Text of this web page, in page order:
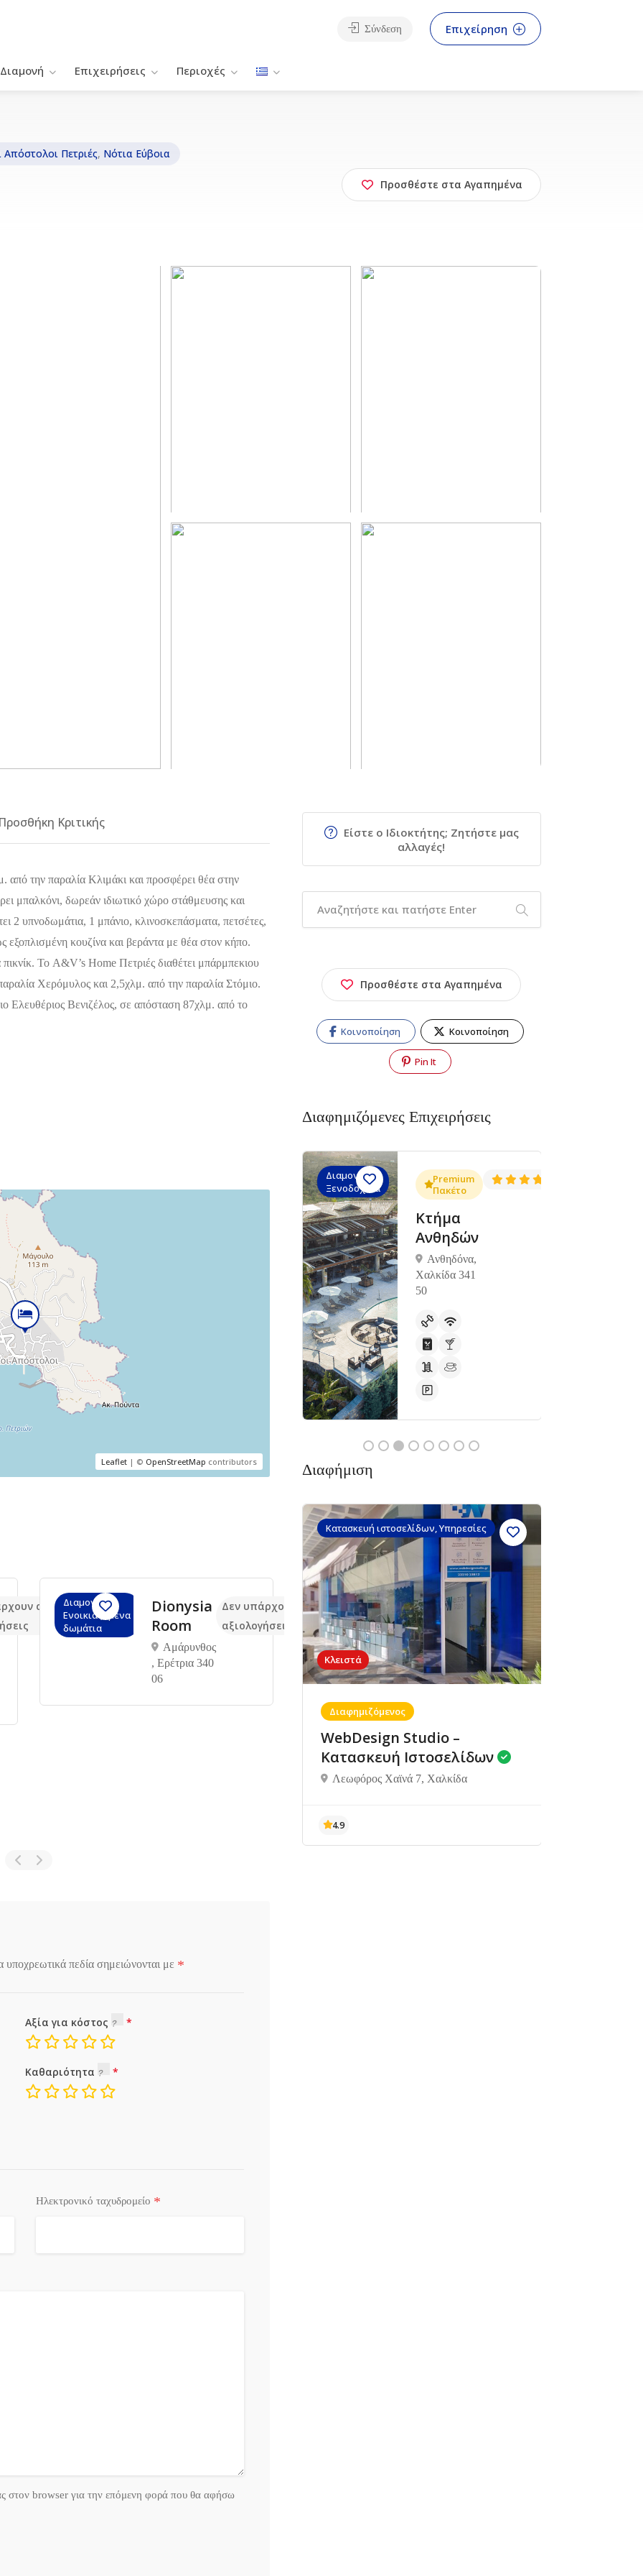
Διαμονή Επιχειρήσεις Περιοχές
Σύνδεση Επιχείρηση
Απόστολοι Πετριές, Νότια Εύβοια
Προσθέστε στα Αγαπημένα
Προσθήκη Κριτικής
από την παραλία Κλιμάκι και προσφέρει θέα στην
μπαλκόνι, δωρεάν ιδιωτικό χώρο στάθμευσης και
2 υπνοδωμάτια, 1 μπάνιο, κλινοσκεπάσματα, πετσέτες,
εξοπλισμένη κουζίνα και βεράντα με θέα στον κήπο.
Το A&V’s Home Πετριές διαθέτει μπάρμπεκιου
Χερόμυλος και 2,5χλμ. από την παραλία Στόμιο.
Ελευθέριος Βενιζέλος, σε απόσταση 87χλμ. από το
Leaflet| © OpenStreetMap contributors
ακόμαΔιαμονή,
Ενοικιαζόμενα
δωμάτια
Dionysia
Room
Αμάρυνθος
, Ερέτρια 340
06
Δεν υπάρχουν ακόμα
αξιολογήσεις
Διαμονή,
Ενοικιαζόμενα
δωμάτια
Armonia
Elegant
Apartments
Ροβιές, Λίμνη
Ευβοίας 340 05
Δεν υπάρχουν ακόμα
αξιολογήσεις
υποχρεωτικά πεδία σημειώνονται με *
Αξία για κόστος
Καθαριότητα
Ηλεκτρονικό ταχυδρομείο *
στον browser για την επόμενη φορά που θα αφήσω
Είστε ο Ιδιοκτήτης; Ζητήστε μας
αλλαγές!
Προσθέστε στα Αγαπημένα
Κοινοποίηση Κοινοποίηση
Pin It
Διαφημιζόμενες Επιχειρήσεις
Ξενοδοχεία
Πακέτο
4.3(1381)
Διαμονή,
Ξενοδοχεία
Premium
Πακέτο
Κτήμα
Ανθηδών
Ανθηδόνα,
Χαλκίδα 341
50
Διαφήμιση
Κλειστά
Κατασκευή ιστοσελίδων, Υπηρεσίες
Διαφημιζόμενος
WebDesign Studio –
Κατασκευή Ιστοσελίδων
Λεωφόρος Χαϊνά 7, Χαλκίδα